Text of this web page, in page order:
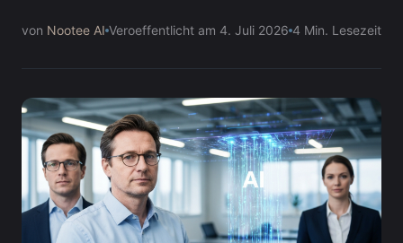
von Nootee AI Veroeffentlicht am 4. Juli 2026 4 Min. Lesezeit